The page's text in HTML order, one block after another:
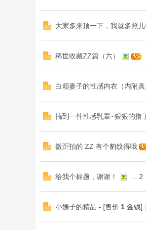
大家多来顶一下，我就多照
稀世收藏ZZ篇（六）
白领妻子的性感内衣（内附真
搞到一件性感乳罩~狠狠的撸
微距拍的 ZZ 有个豹纹得哦
给我个标题，谢谢！ 2
小姨子的精品 - [售价 1 金钱]